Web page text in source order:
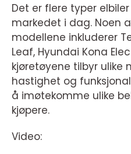
Det er flere typer
markedet i dag. Noen
modellene inkluderer
Leaf, Hyundai Kona
kjøretøyene tilbyr ulike
hastighet og
å imøtekomme ulike
kjøpere.
Video: